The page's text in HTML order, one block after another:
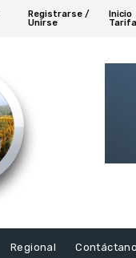
Registrarse /
Unirse
Inicio
Regional